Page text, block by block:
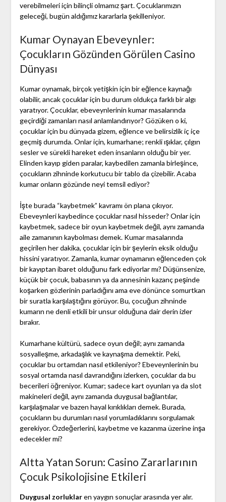
verebilmeleri için bilinçli olmamız şart. Çocuklarımızın
geleceği, bugün aldığımız kararlarla şekilleniyor.
Kumar Oynayan Ebeveynler:
Çocukların Gözünden Görülen Casino
Dünyası
Kumar oynamak, birçok yetişkin için bir eğlence kaynağı
olabilir, ancak çocuklar için bu durum oldukça farklı bir algı
yaratıyor. Çocuklar, ebeveynlerinin kumar masalarında
geçirdiği zamanları nasıl anlamlandırıyor? Gözüken o ki,
çocuklar için bu dünyada gizem, eğlence ve belirsizlik iç içe
geçmiş durumda. Onlar için, kumarhane; renkli ışıklar, çılgın
sesler ve sürekli hareket eden insanların olduğu bir yer.
Elinden kayıp giden paralar, kaybedilen zamanla birleşince,
çocukların zihninde korkutucu bir tablo da çizebilir. Acaba
kumar onların gözünde neyi temsil ediyor?
İşte burada “kaybetmek” kavramı ön plana çıkıyor.
Ebeveynleri kaybedince çocuklar nasıl hisseder? Onlar için
kaybetmek, sadece bir oyun kaybetmek değil, aynı zamanda
aile zamanının kaybolması demek. Kumar masalarında
geçirilen her dakika, çocuklar için bir şeylerin eksik olduğu
hissini yaratıyor. Zamanla, kumar oynamanın eğlenceden çok
bir kayıptan ibaret olduğunu fark ediyorlar mı? Düşünsenize,
küçük bir çocuk, babasının ya da annesinin kazanç peşinde
koşarken gözlerinin parladığını ama eve dönünce somurtkan
bir suratla karşılaştığını görüyor. Bu, çocuğun zihninde
kumarın ne denli etkili bir unsur olduğuna dair derin izler
bırakır.
Kumarhane kültürü, sadece oyun değil; aynı zamanda
sosyalleşme, arkadaşlık ve kaynaşma demektir. Peki,
çocuklar bu ortamdan nasıl etkileniyor? Ebeveynlerinin bu
sosyal ortamda nasıl davrandığını izlerken, çocuklar da bu
becerileri öğreniyor. Kumar; sadece kart oyunları ya da slot
makineleri değil, aynı zamanda duygusal bağlantılar,
karşılaşmalar ve bazen hayal kırıklıkları demek. Burada,
çocukların bu durumları nasıl yorumladıklarını sorgulamak
gerekiyor. Özdeğerlerini, kaybetme ve kazanma üzerine inşa
edecekler mi?
Altta Yatan Sorun: Casino Zararlarının
Çocuk Psikolojisine Etkileri
Duygusal zorluklaren yaygın sonuçlar arasında yer alır.